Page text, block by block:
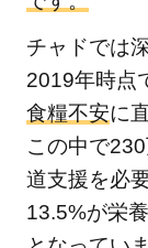
る
お
す
す
め
の
寄
付
チャドでは
2019年時点
食糧不安に
この中で
道支援を必
13.5%が栄